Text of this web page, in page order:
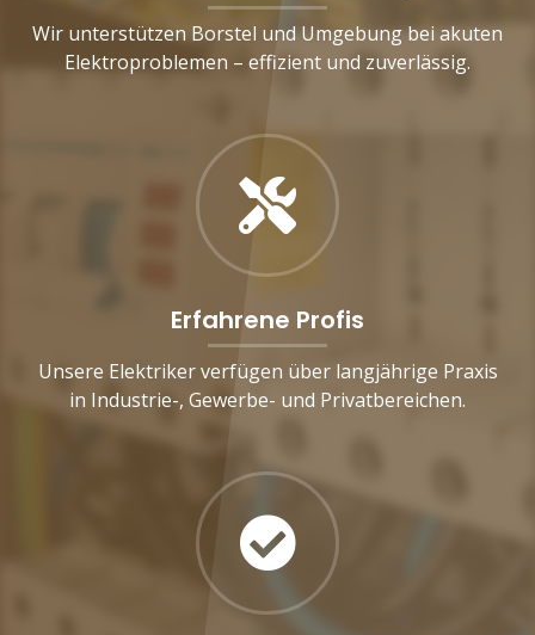
Wir unterstützen Borstel und Umgebung bei akuten
Elektroproblemen – effizient und zuverlässig.
Erfahrene Profis
Unsere Elektriker verfügen über langjährige Praxis
in Industrie-, Gewerbe- und Privatbereichen.